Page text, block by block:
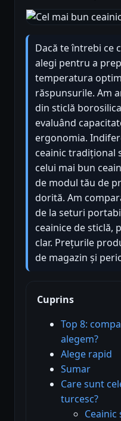
Dacă te întrebi ce
alegi pentru a
temperatura
răspunsurile. Am
din sticlă
evaluând
ergonomia.
ceainic tradițional
celui mai bun
de modul tău de
dorită. Am
de la seturi
ceainice de sticlă,
clar. Prețurile
de magazin și
Cuprins
Top 8:
alegem?
Alege rapid
Sumar
Care sunt
turcesc?
Ceainic